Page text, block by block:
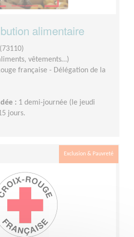
alimentaire
vêtements…)
française - Délégation de la
: 1 demi-journée (le jeudi
jours.
Exclusion & Pauvreté